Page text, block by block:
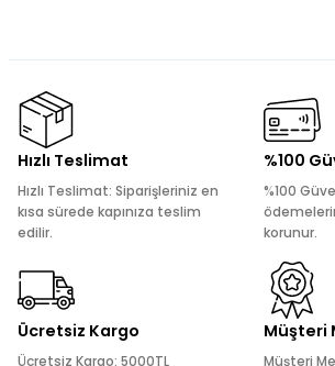
kullanarak tarafımıza iletebilirsiniz.
Görüş ve önerileriniz için teşekkür ederiz.
Ürün resmi kalitesiz, bozuk veya
Ürün bilgilerinde hatalar bulunuyor.
Ürün fiyatı diğer sitelerden daha pahalı.
Bu ürüne benzer farklı alternatifler olmalı.
Hızlı Teslimat
Hızlı Teslimat: Siparişleriniz en
kısa sürede kapınıza teslim
edilir.
%100
%100
korunur.
Ücretsiz Kargo
Ücretsiz Kargo: 5000TL
Müşteri
Müşteri